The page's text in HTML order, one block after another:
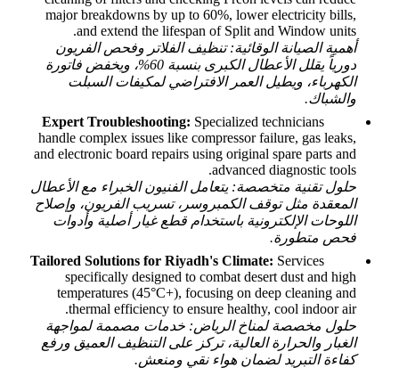
major breakdowns by up to 60%, lower electricity bills,
and extend the lifespan of Split and Window units.
أهمية الصيانة الوقائية: تنظيف الفلاتر وفحص الفريون
دورياً يقلل الأعطال الكبرى بنسبة 60%، ويخفض فاتورة
الكهرباء، ويطيل العمر الافتراضي لمكيفات السبلت
والشباك.
Expert Troubleshooting: Specialized technicians
handle complex issues like compressor failure, gas leaks,
and electronic board repairs using original spare parts and
advanced diagnostic tools.
حلول تقنية متخصصة: يتعامل الفنيون الخبراء مع الأعطال
المعقدة مثل توقف الكمبروسر، تسريب الفريون، وإصلاح
اللوحات الإلكترونية باستخدام قطع غيار أصلية وأدوات
فحص متطورة.
Tailored Solutions for Riyadh's Climate: Services
specifically designed to combat desert dust and high
temperatures (45°C+), focusing on deep cleaning and
thermal efficiency to ensure healthy, cool indoor air.
حلول مخصصة لمناخ الرياض: خدمات مصممة لمواجهة
الغبار والحرارة العالية، تركز على التنظيف العميق ورفع
كفاءة التبريد لضمان هواء نقي ومنعش.